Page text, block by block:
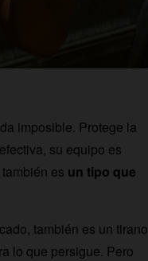
imposible. Protege la
su equipo es
es un tipo que
también es un tirano
lo que persigue. Pero